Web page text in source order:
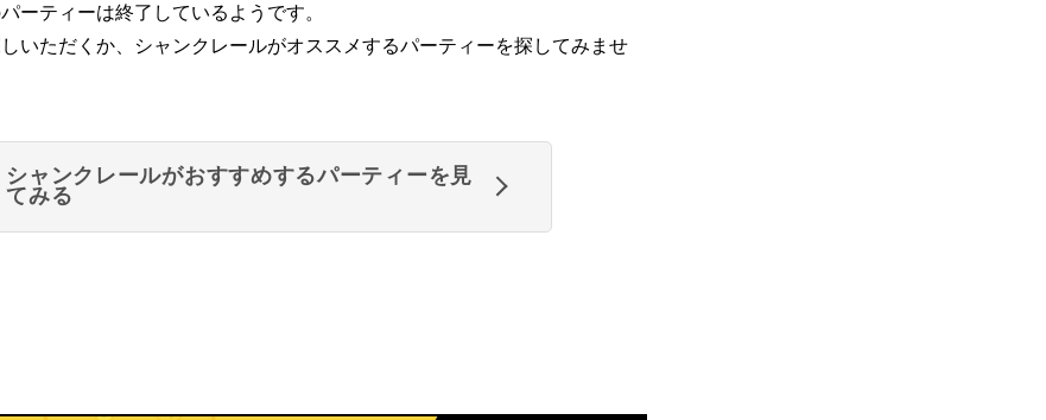
ーティーは終了しているようです。
いただくか、シャンクレールがオススメするパーティーを探してみませ
シャンクレールがおすすめするパーティーを見
てみる